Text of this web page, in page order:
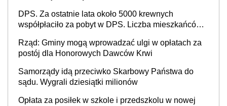
DPS. Za ostatnie lata około 5000 krewnych
współpłaciło za pobyt w DPS. Liczba mieszkańców
Rząd: Gminy mogą wprowadzać ulgi w opłatach za
postój dla Honorowych Dawców Krwi
Samorządy idą przeciwko Skarbowy Państwa do
sądu. Wygrali dziesiątki milionów
Opłata za posiłek w szkole i przedszkolu w nowej